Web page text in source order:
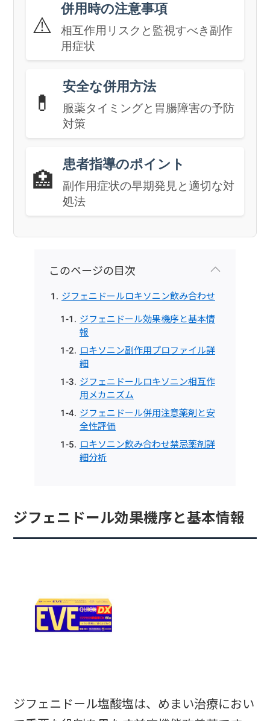
⚠️
併用時の注意事項
相互作用リスクと監視すべき副作
用症状
💊
安全な併用方法
服薬タイミングと胃腸障害の予防
対策
🏥
患者指導のポイント
副作用症状の早期発見と適切な対
処法
このページの目次
ジフェニドールロキソニン飲み合わせ
ジフェニドール効果機序と基本情
報
ロキソニン副作用プロファイル詳
細
ジフェニドールロキソニン相互作
用メカニズム
ジフェニドール併用注意薬剤と安
全性評価
ロキソニン飲み合わせ禁忌薬剤詳
細分析
ジフェニドール効果機序と基本情報
ジフェニドール塩酸塩は、めまい治療におい